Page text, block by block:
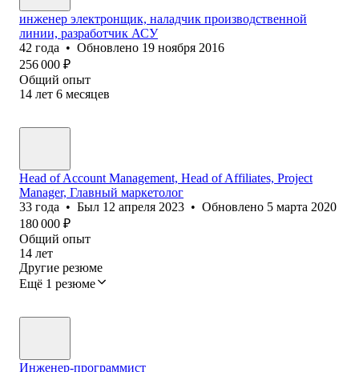
инженер электронщик, наладчик производственной
линии, разработчик АСУ
42 года • Обновлено 19 ноября 2016
256 000 ₽
Общий опыт
14 лет 6 месяцев
Head of Account Management, Head of Affiliates, Project
Manager, Главный маркетолог
33 года • Был 12 апреля 2023 • Обновлено 5 марта 2020
180 000 ₽
Общий опыт
14 лет
Другие резюме
Ещё 1 резюме
Инженер-программист